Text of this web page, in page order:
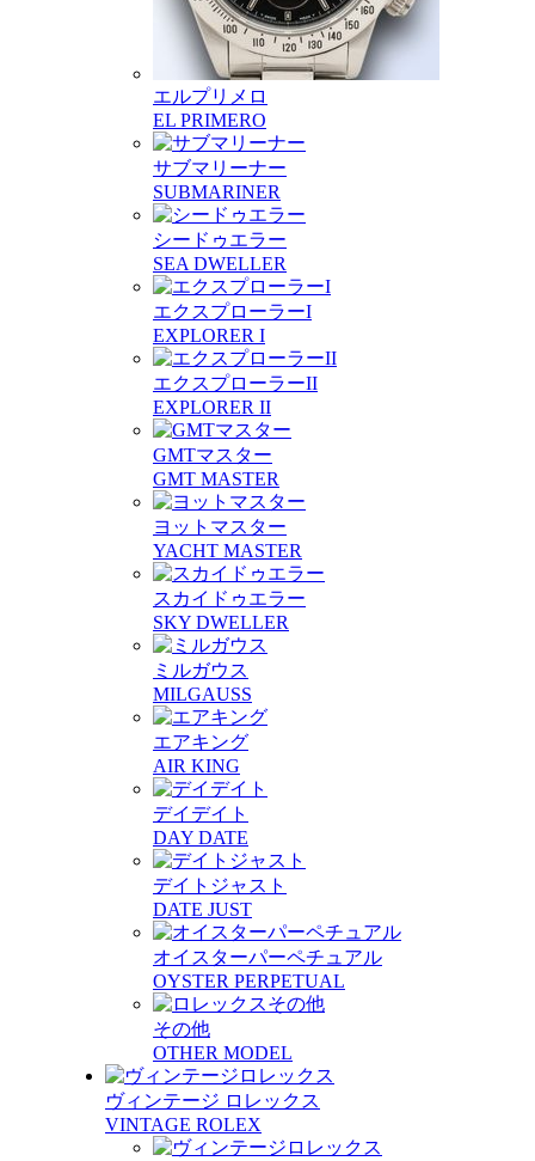
エルプリメロ
EL PRIMERO
サブマリーナー
SUBMARINER
シードゥエラー
SEA DWELLER
エクスプローラーI
EXPLORER I
エクスプローラーII
EXPLORER II
GMTマスター
GMT MASTER
ヨットマスター
YACHT MASTER
スカイドゥエラー
SKY DWELLER
ミルガウス
MILGAUSS
エアキング
AIR KING
デイデイト
DAY DATE
デイトジャスト
DATE JUST
オイスターパーペチュアル
OYSTER PERPETUAL
その他
OTHER MODEL
ヴィンテージ ロレックス
VINTAGE ROLEX